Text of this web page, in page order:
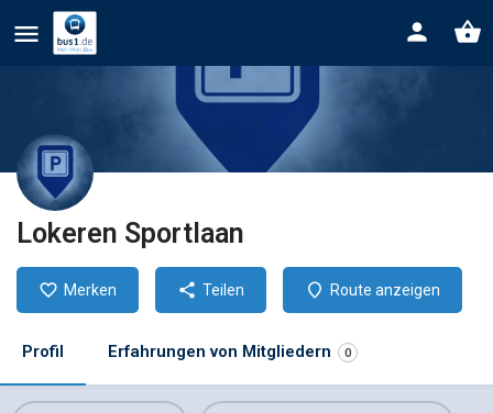
Lokeren Sportlaan
Merken Teilen Route anzeigen
Profil Erfahrungen von Mitgliedern 0